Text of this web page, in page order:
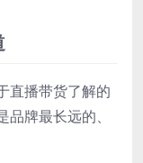
直播带货了解的
牌最长远的、